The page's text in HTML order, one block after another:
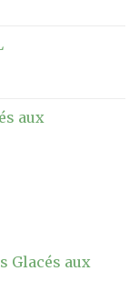
aux
Glacés aux